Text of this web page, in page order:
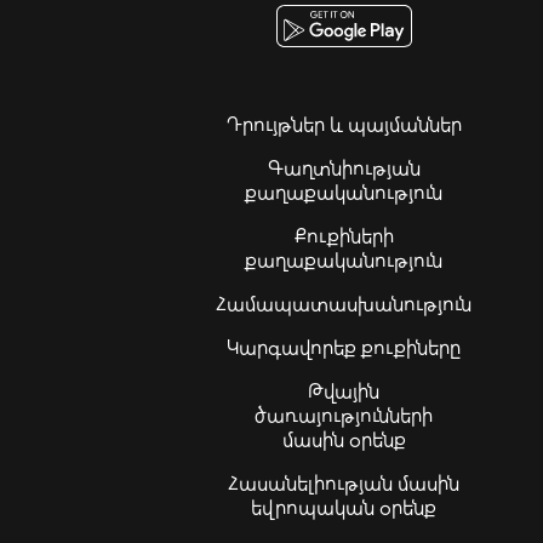
Դրույթներ և պայմաններ
Գաղտնիության
քաղաքականություն
Քուքիների
քաղաքականություն
Համապատասխանություն
Կարգավորեք քուքիները
Թվային
ծառայությունների
մասին օրենք
Հասանելիության մասին
եվրոպական օրենք